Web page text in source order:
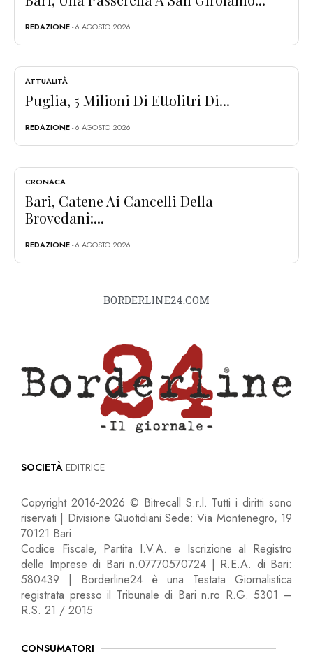
REDAZIONE- 6 AGOSTO 2026
ATTUALITÀ
Puglia, 5 Milioni Di Ettolitri Di...
REDAZIONE- 6 AGOSTO 2026
CRONACA
Bari, Catene Ai Cancelli Della
Brovedani:...
REDAZIONE- 6 AGOSTO 2026
BORDERLINE24.COM
SOCIETÀ EDITRICE
Copyright 2016-2026 © Bitrecall S.r.l. Tutti i diritti sono
riservati | Divisione Quotidiani Sede: Via Montenegro, 19
70121 Bari
Codice Fiscale, Partita I.V.A. e Iscrizione al Registro
delle Imprese di Bari n.07770570724 | R.E.A. di Bari:
580439 | Borderline24 è una Testata Giornalistica
registrata presso il Tribunale di Bari n.ro R.G. 5301 –
R.S. 21 / 2015
CONSUMATORI